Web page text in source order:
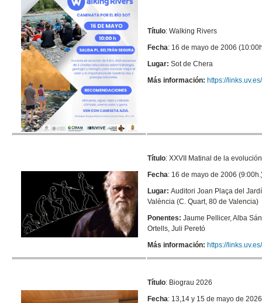
Título: Walking Rivers
Fecha: 16 de mayo de 2006
Lugar:Sot de Chera
Más información: https://
Título: XXVII Matinal de la
Fecha: 16 de mayo de 2006
Lugar:Auditori Joan Plaça del
València (C. Quart, 80 de Valencia)
Ponentes:Jaume Pellicer, Alba
Ortells, Juli Peretó
Más información: https://
Título: Biograu 2026
Fecha: 13,14 y 15 de mayo de